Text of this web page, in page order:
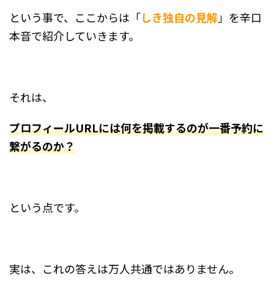
という事で、ここからは「しき独自の見解」を辛口
本音で紹介していきます。
それは、
プロフィールURLには何を掲載するのが一番予約に
繋がるのか？
という点です。
実は、これの答えは万人共通ではありません。